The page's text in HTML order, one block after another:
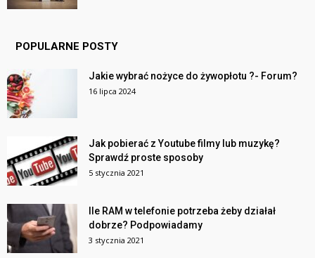
POPULARNE POSTY
Jakie wybrać nożyce do żywopłotu ?- Forum?
16 lipca 2024
Jak pobierać z Youtube filmy lub muzykę?
Sprawdź proste sposoby
5 stycznia 2021
Ile RAM w telefonie potrzeba żeby działał
dobrze? Podpowiadamy
3 stycznia 2021